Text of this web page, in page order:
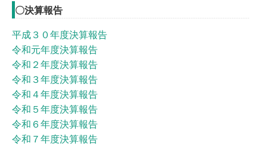
〇決算報告
平成３０年度決算報告
令和元年度決算報告
令和２年度決算報告
令和３年度決算報告
令和４年度決算報告
令和５年度決算報告
令和６年度決算報告
令和７年度決算報告